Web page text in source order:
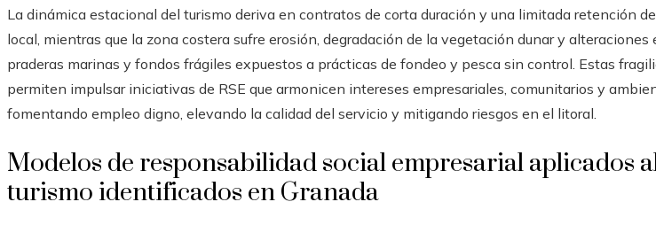
La dinámica estacional del turismo deriva en contratos de corta duración y una limitada retención
local, mientras que la zona costera sufre erosión, degradación de la vegetación dunar y alteraciones
praderas marinas y fondos frágiles expuestos a prácticas de fondeo y pesca sin control. Estas
permiten impulsar iniciativas de RSE que armonicen intereses empresariales, comunitarios y
fomentando empleo digno, elevando la calidad del servicio y mitigando riesgos en el litoral.
Modelos de responsabilidad social empresarial aplicados
turismo identificados en Granada